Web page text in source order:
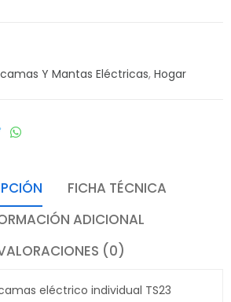
Y Mantas Eléctricas, Hogar
FICHA TÉCNICA
ADICIONAL
(0)
eléctrico individual TS23